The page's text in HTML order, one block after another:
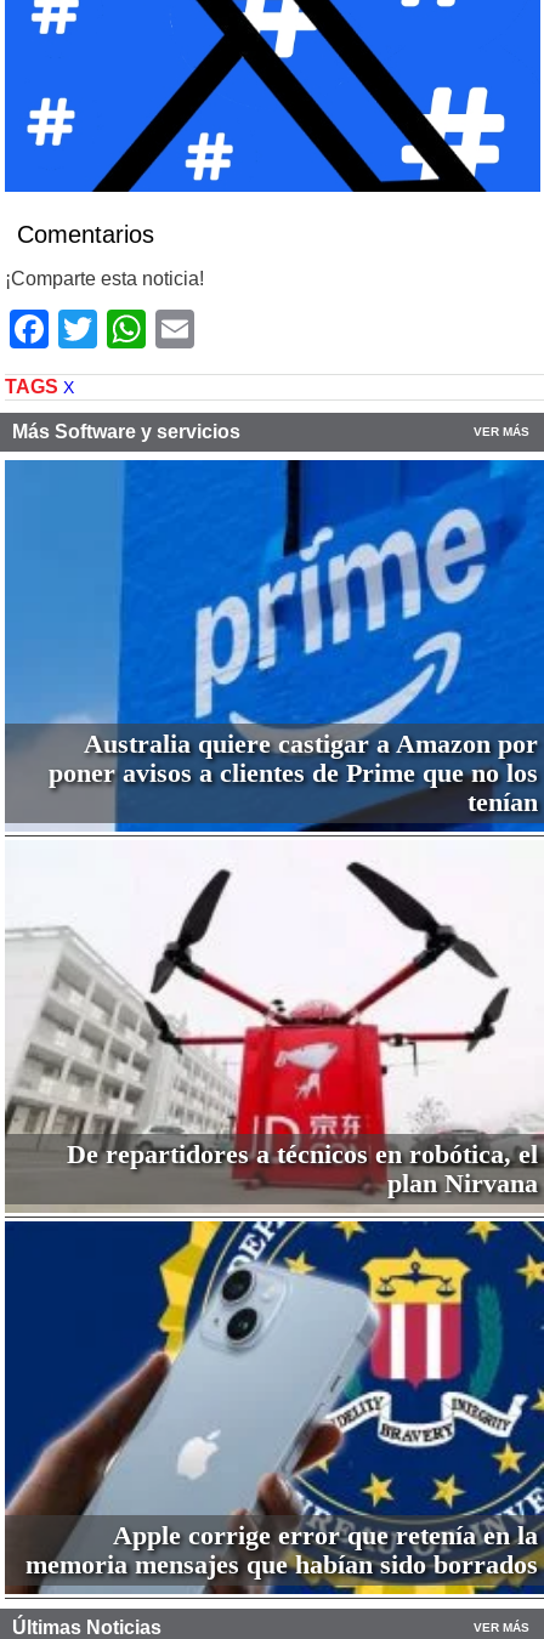
Comentarios
¡Comparte esta noticia!
Facebook
TwitterWhatsApp
TAGS X
Más Software y servicios VER MÁS
Australia quiere castigar a Amazon por
poner avisos a clientes de Prime que no los
tenían
De repartidores a técnicos en robótica, el
plan Nirvana
Apple corrige error que retenía en la
memoria mensajes que habían sido borrados
Últimas Noticias VER MÁS